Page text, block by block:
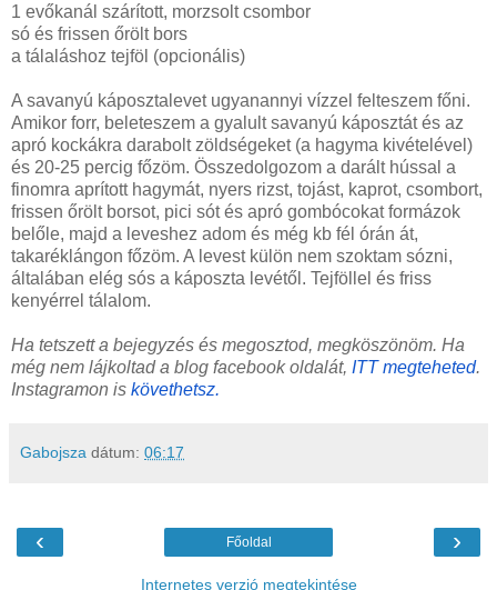
1 evőkanál szárított, morzsolt csombor
só és frissen őrölt bors
a tálaláshoz tejföl (opcionális)
A savanyú káposztalevet ugyanannyi vízzel felteszem főni.
Amikor forr, beleteszem a gyalult savanyú káposztát és az
apró kockákra darabolt zöldségeket (a hagyma kivételével)
és 20-25 percig főzöm. Összedolgozom a darált hússal a
finomra aprított hagymát, nyers rizst, tojást, kaprot, csombort,
frissen őrölt borsot, pici sót és apró gombócokat formázok
belőle, majd a leveshez adom és még kb fél órán át,
takaréklángon főzöm. A levest külön nem szoktam sózni,
általában elég sós a káposzta levétől. Tejföllel és friss
kenyérrel tálalom.
Ha tetszett a bejegyzés és megosztod, megköszönöm. Ha
még nem lájkoltad a blog facebook oldalát, ITT megteheted.
Instagramon is követhetsz.
Gabojsza dátum: 06:17
‹ ›
Főoldal
Internetes verzió megtekintése